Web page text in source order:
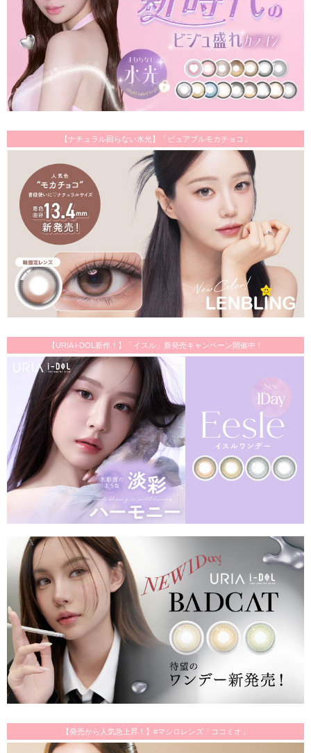
【ナチュラル回らない水光】「ピュアブルモカチョコ」
【URIA i-DOL新作！】「イスル」新発売キャンペーン開催中！
【発売から人気急上昇！】#マシロレンズ「ココミオ」